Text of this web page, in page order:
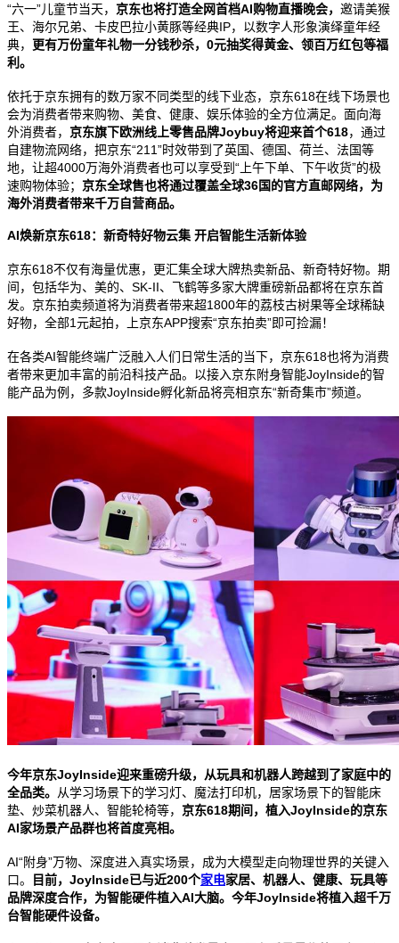
“六一”儿童节当天， 京东也将打造全网首档AI购物直播晚会， 邀请美猴
王、海尔兄弟、卡皮巴拉小黄豚等经典IP，以数字人形象演绎童年经
典， 更有万份童年礼物一分钱秒杀， 0元抽奖得黄金、领百万红包等福
利。
依托于京东拥有的数万家不同类型的线下业态，京东618在线下场景也
会为消费者带来购物、美食、健康、娱乐体验的全方位满足。面向海
外消费者， 京东旗下欧洲线上零售品牌Joybuy将迎来首个618，通过
自建物流网络，把京东“211”时效带到了英国、德国、荷兰、法国等
地，让超4000万海外消费者也可以享受到 “ 上午下单、下午收货”的极
速购物体验； 京东全球售也将通过覆盖全球36国的官方直邮网络，为
海外消费者带来千万自营商品。
AI焕新京东618：新奇特好物云集 开启智能生活新体验
京东618不仅有海量优惠，更汇集全球大牌热卖新品、新奇特好物。期
间，包括华为、美的、 SK-II、飞鹤等多家大牌重磅新品都将在京东首
发。京东拍卖频道将为消费者带来超1800年的荔枝古树果等全球稀缺
好物，全部1元起拍，上京东APP搜索“京东拍卖”即可捡漏！
在各类AI智能终端广泛融入人们日常生活的当下，京东618也将为消费
者带来更加丰富的前沿科技产品。以接入京东附身智能JoyInside的智
能产品为例，多款JoyInside孵化新品将亮相京东“新奇集市”频道。
今年京东JoyInside迎来重磅升级，从玩具和机器人跨越到了家庭中的
全品类。
从学习场景下的学习灯、魔法打印机，居家场景下的智能床
垫、炒菜机器人、智能轮椅等， 京东618期间，植入JoyInside的京东
AI家场景产品群也将首度亮相。
AI“附身”万物、深度进入真实场景，成为大模型走向物理世界的关键入
口。
目前， JoyInside已与近200个家电家居、机器人、健康、玩具等
品牌深度合作，为智能硬件植入AI大脑。今年JoyInside将植入超千万
台智能硬件设备。